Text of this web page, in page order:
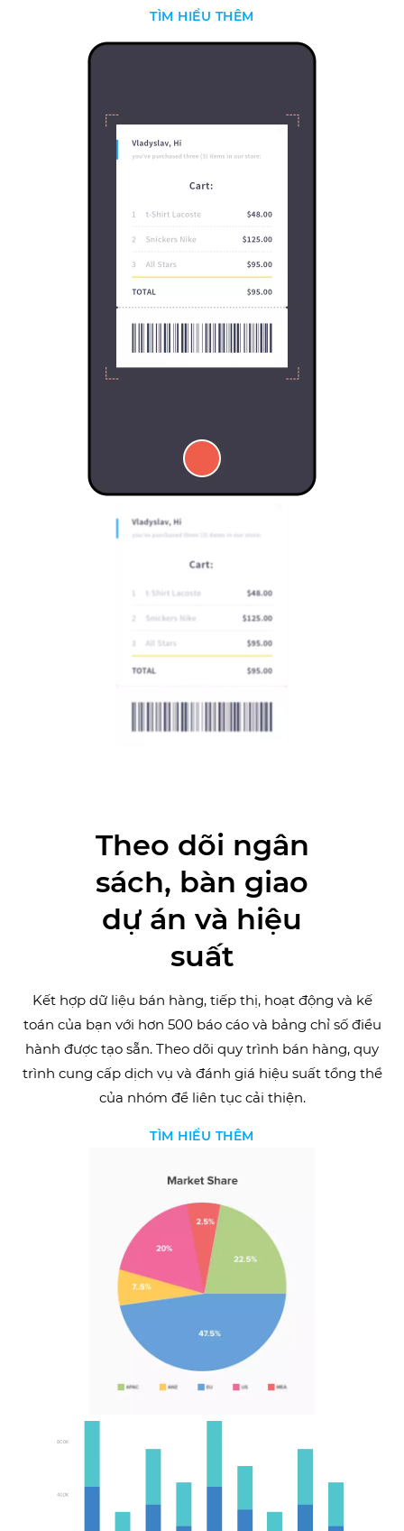
TÌM HIỂU THÊM
Theo dõi ngân
sách, bàn giao
dự án và hiệu
suất
Kết hợp dữ liệu bán hàng, tiếp thị, hoạt động và kế
toán của bạn với hơn 500 báo cáo và bảng chỉ số điều
hành được tạo sẵn. Theo dõi quy trình bán hàng, quy
trình cung cấp dịch vụ và đánh giá hiệu suất tổng thể
của nhóm để liên tục cải thiện.
TÌM HIỂU THÊM